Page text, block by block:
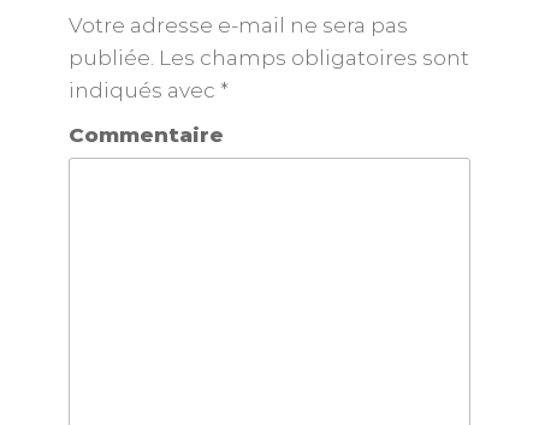
Votre adresse e-mail ne sera pas
publiée. Les champs obligatoires sont
indiqués avec *
Commentaire